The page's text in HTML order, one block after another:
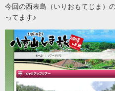
今回の西表島（いりおもてじま）
ってます♪